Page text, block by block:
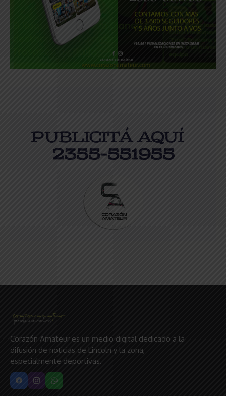
Corazón Amateur es un medio digital dedicado a la
difusión de noticias de Lincoln y la zona,
especialmente deportivas.